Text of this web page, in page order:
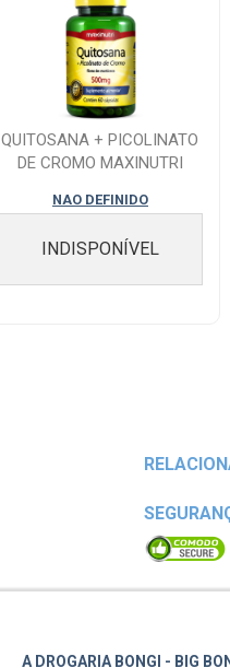
QUITOSANA + PICOLINATO
DE CROMO MAXINUTRI
NAO DEFINIDO
INDISPONÍVEL
A DROGARIA BONGI - BIG